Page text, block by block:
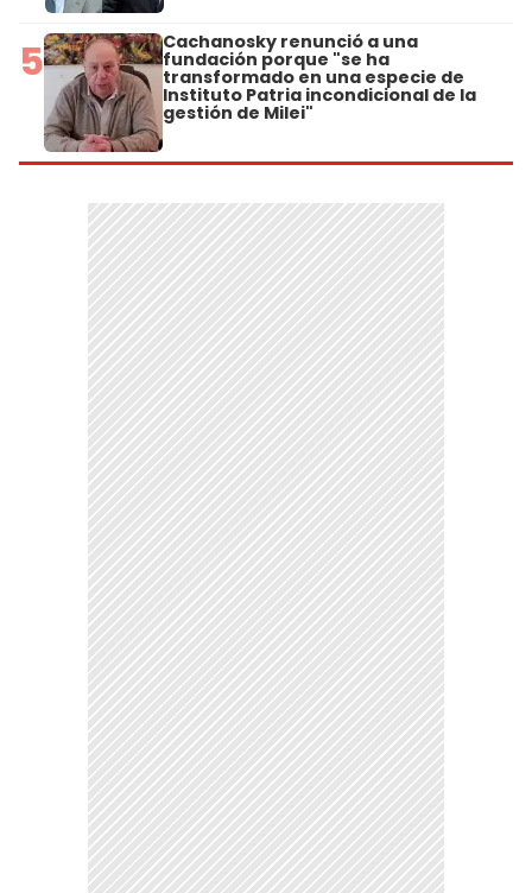
5 Cachanosky renunció a una
fundación porque "se ha
transformado en una especie de
Instituto Patria incondicional de la
gestión de Milei"